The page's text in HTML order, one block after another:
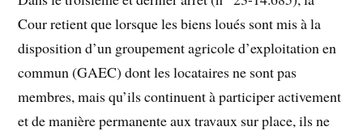
Cour retient que lorsque les biens loués sont mis à la
disposition d’un groupement agricole d’exploitation en
commun (GAEC) dont les locataires ne sont pas
membres, mais qu’ils continuent à participer activement
et de manière permanente aux travaux sur place, ils ne